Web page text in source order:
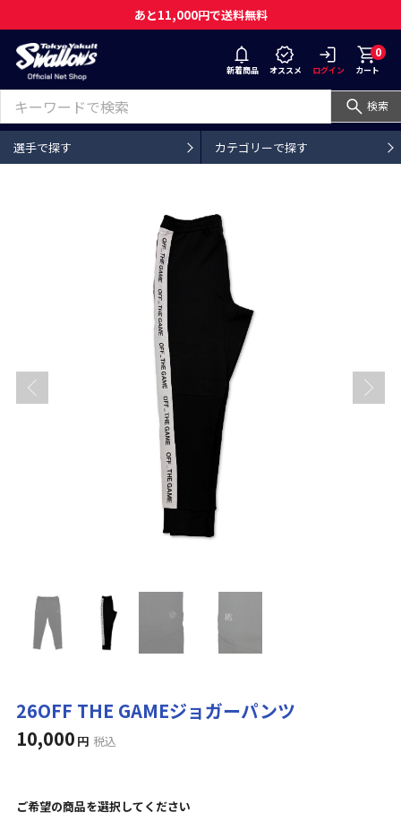
あと11,000円で送料無料
新着商品 オススメ ログイン
0
カート
検索
選手で探す カテゴリーで探す
26OFF THE GAMEジョガーパンツ
10,000 円 税込
ご希望の商品を選択してください